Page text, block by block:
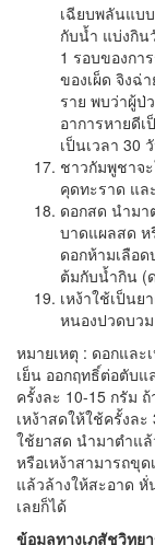
เฉียบพลันแบ
กับน้ำ แบ่งกิน
1 รอบของกา
ของเผ็ด จิงฉ่
ราย พบว่าผู้ป่
อาการหายดี
เป็นเวลา 30
ชาวกัมพูชาจ
คุดทะราด แล
ดอกสด นำมา
บาดแผลสด ห
ดอกห้ามเลือ
ต้มกับน้ำกิน (
เหง้าใช้เป็น
หนองปวดบว
หมายเหตุ : ดอกและ
เย็น ออกฤทธิ์ต่อตับ
ครั้งละ 10-15 กรัม
เหง้าสดให้ใช้ครั้งล
ใช้ยาสด นำมาตำแ
หรือเหง้าสามารถขุ
แล้วล้างให้สะอาด หั่
เลยก็ได้
ข้อมูลทางเภสัชวิทย